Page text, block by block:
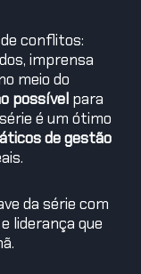
conflitos:
imprensa
meio do
possível para
é um ótimo
de gestão
da série com
liderança que